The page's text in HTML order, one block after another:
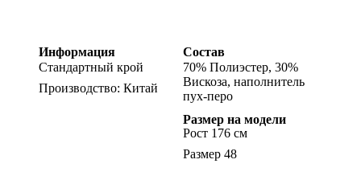
Информация
Стандартный крой
Производство: Китай
Состав
70% Полиэстер, 30%
Вискоза, наполнитель
пух-перо
Размер на модели
Рост 176 см
Размер 48